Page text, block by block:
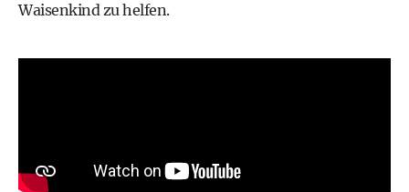
Waisenkind zu helfen.